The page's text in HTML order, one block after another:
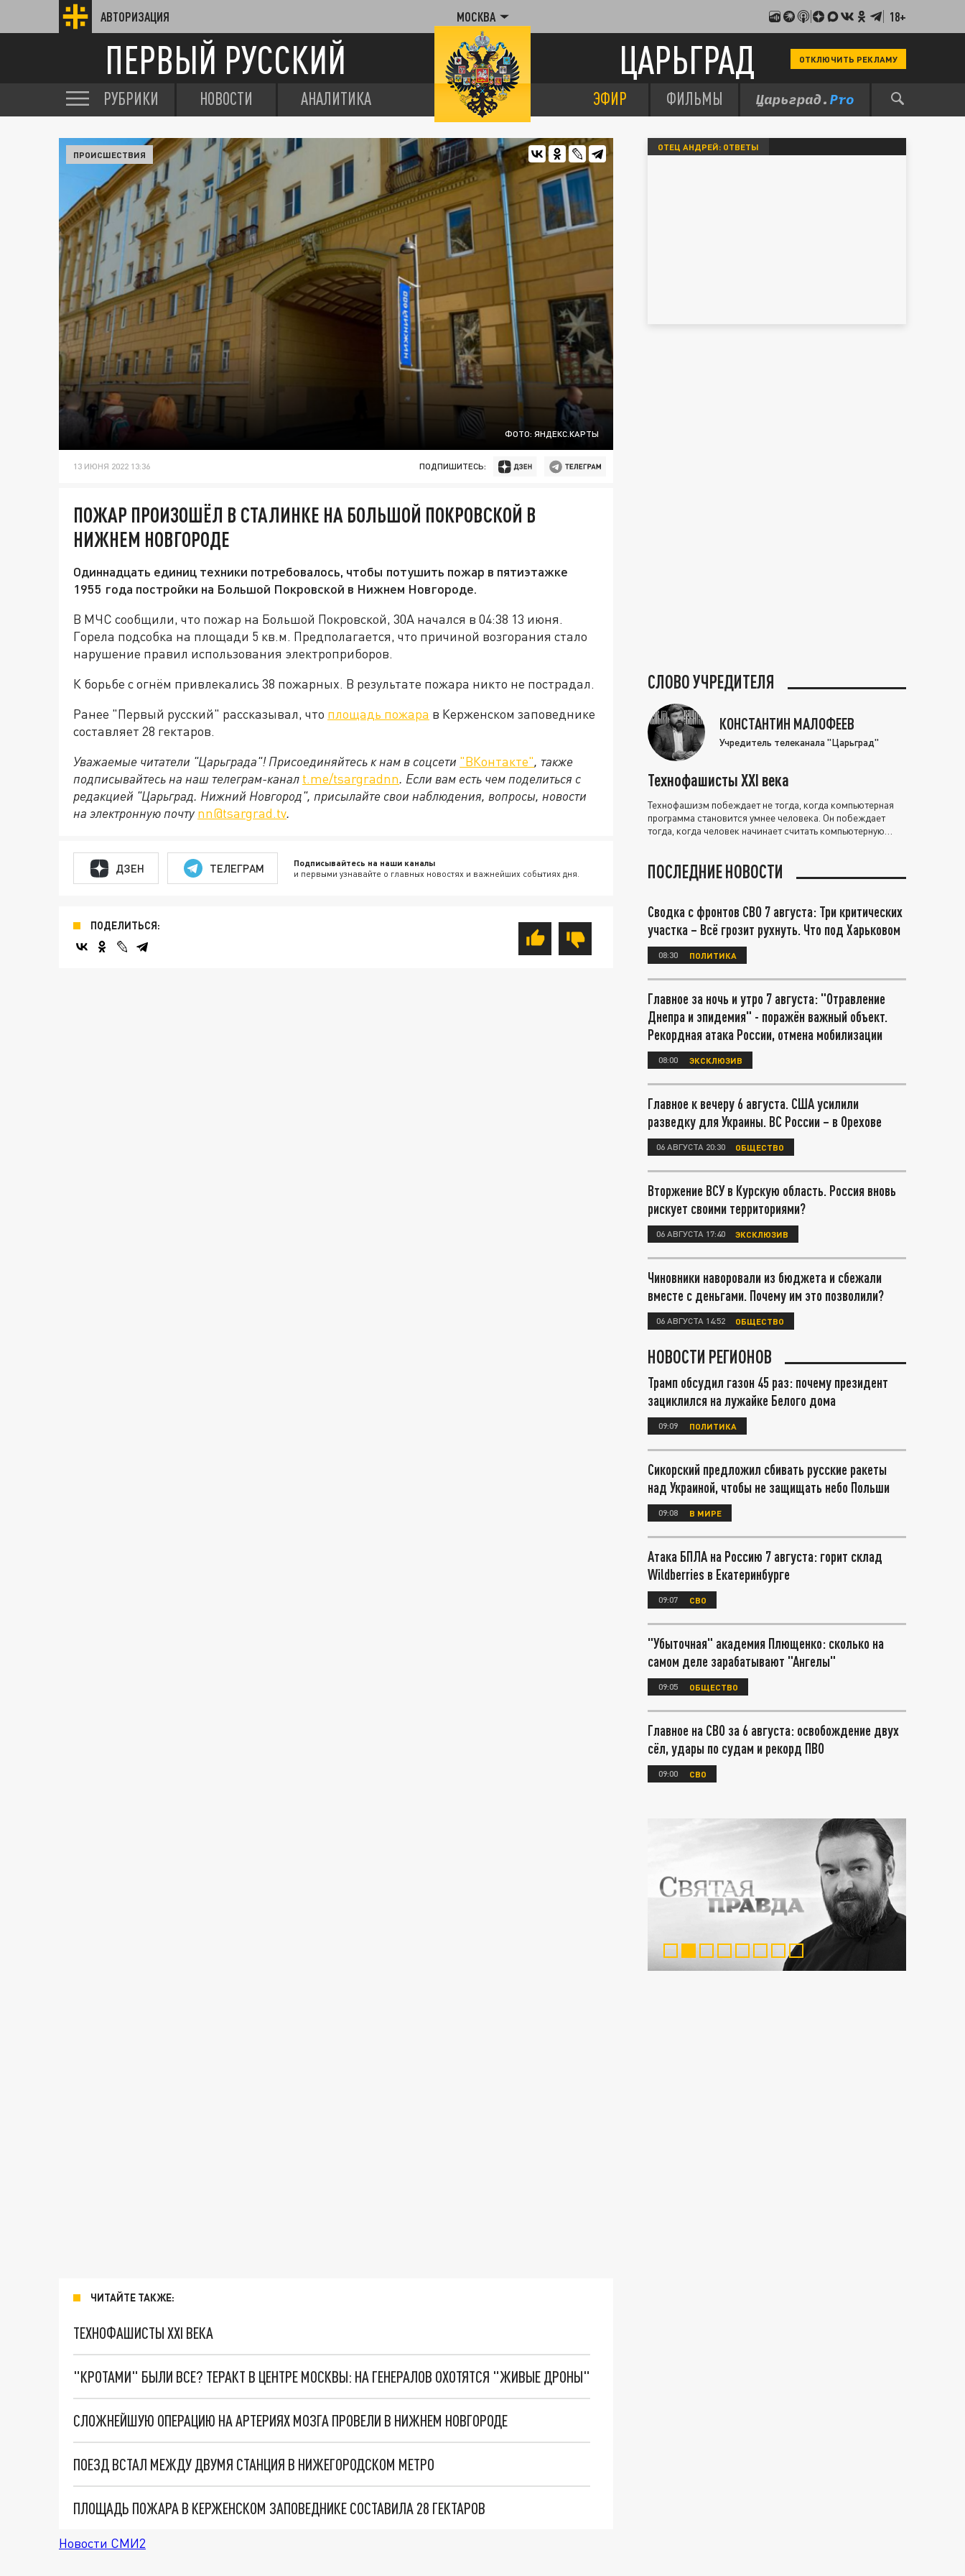
АВТОРИЗАЦИЯ МОСКВА 18+
ПЕРВЫЙ РУССКИЙ ЦАРЬГРАД ОТКЛЮЧИТЬ РЕКЛАМУ
РУБРИКИ НОВОСТИ АНАЛИТИКА ЭФИР ФИЛЬМЫ
ФОТО: ЯНДЕКС.КАРТЫ
ПРОИСШЕСТВИЯ
13 ИЮНЯ 2022 13:36 ПОДПИШИТЕСЬ:
ПОЖАР ПРОИЗОШЁЛ В СТАЛИНКЕ НА БОЛЬШОЙ ПОКРОВСКОЙ В
НИЖНЕМ НОВГОРОДЕ
Одиннадцать единиц техники потребовалось, чтобы потушить пожар в пятиэтажке
1955 года постройки на Большой Покровской в Нижнем Новгороде.
В МЧС сообщили, что пожар на Большой Покровской, 30А начался в 04:38 13 июня.
Горела подсобка на площади 5 кв.м. Предполагается, что причиной возгорания стало
нарушение правил использования электроприборов.
К борьбе с огнём привлекались 38 пожарных. В результате пожара никто не пострадал.
Ранее "Первый русский" рассказывал, что площадь пожара в Керженском заповеднике
составляет 28 гектаров.
Уважаемые читатели "Царьграда"! Присоединяйтесь к нам в соцсети "ВКонтакте", также
подписывайтесь на наш телеграм-канал t.me/tsargradnn. Если вам есть чем поделиться с
редакцией "Царьград. Нижний Новгород", присылайте свои наблюдения, вопросы, новости
на электронную почту nn@tsargrad.tv.
ДЗЕН ТЕЛЕГРАМ Подписывайтесь на наши каналы
и первыми узнавайте о главных новостях и важнейших событиях дня.
ПОДЕЛИТЬСЯ:
ЧИТАЙТЕ ТАКЖЕ:
ТЕХНОФАШИСТЫ XXI ВЕКА
"КРОТАМИ" БЫЛИ ВСЕ? ТЕРАКТ В ЦЕНТРЕ МОСКВЫ: НА ГЕНЕРАЛОВ ОХОТЯТСЯ "ЖИВЫЕ ДРОНЫ"
СЛОЖНЕЙШУЮ ОПЕРАЦИЮ НА АРТЕРИЯХ МОЗГА ПРОВЕЛИ В НИЖНЕМ НОВГОРОДЕ
ПОЕЗД ВСТАЛ МЕЖДУ ДВУМЯ СТАНЦИЯ В НИЖЕГОРОДСКОМ МЕТРО
ПЛОЩАДЬ ПОЖАРА В КЕРЖЕНСКОМ ЗАПОВЕДНИКЕ СОСТАВИЛА 28 ГЕКТАРОВ
Новости СМИ2
ОТЕЦ АНДРЕЙ: ОТВЕТЫ
СЛОВО УЧРЕДИТЕЛЯ
КОНСТАНТИН МАЛОФЕЕВ
Учредитель телеканала "Царьград"
Технофашисты XXI века
Технофашизм побеждает не тогда, когда компьютерная
программа становится умнее человека. Он побеждает
тогда, когда человек начинает считать компьютерную
ПОСЛЕДНИЕ НОВОСТИ
Сводка с фронтов СВО 7 августа: Три критических
участка – Всё грозит рухнуть. Что под Харьковом
08:30 ПОЛИТИКА
Главное за ночь и утро 7 августа: "Отравление
Днепра и эпидемия" - поражён важный объект.
Рекордная атака России, отмена мобилизации
08:00 ЭКСКЛЮЗИВ
Главное к вечеру 6 августа. США усилили
разведку для Украины. ВС России – в Орехове
06 АВГУСТА 20:30 ОБЩЕСТВО
Вторжение ВСУ в Курскую область. Россия вновь
рискует своими территориями?
06 АВГУСТА 17:40 ЭКСКЛЮЗИВ
Чиновники наворовали из бюджета и сбежали
вместе с деньгами. Почему им это позволили?
06 АВГУСТА 14:52 ОБЩЕСТВО
НОВОСТИ РЕГИОНОВ
Трамп обсудил газон 45 раз: почему президент
зациклился на лужайке Белого дома
09:09 ПОЛИТИКА
Сикорский предложил сбивать русские ракеты
над Украиной, чтобы не защищать небо Польши
09:08 В МИРЕ
Атака БПЛА на Россию 7 августа: горит склад
Wildberries в Екатеринбурге
09:07 СВО
"Убыточная" академия Плющенко: сколько на
самом деле зарабатывают "Ангелы"
09:05 ОБЩЕСТВО
Главное на СВО за 6 августа: освобождение двух
сёл, удары по судам и рекорд ПВО
09:00 СВО